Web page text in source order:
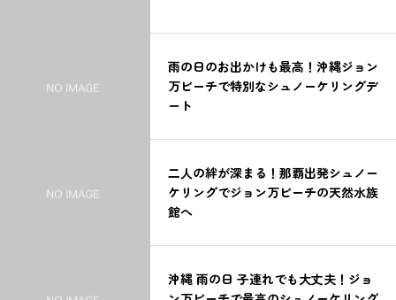
雨の日のお出かけも最高！沖縄ジョン
万ビーチで特別なシュノーケリングデ
ート
二人の絆が深まる！那覇出発シュノー
ケリングでジョン万ビーチの天然水族
館へ
沖縄 雨の日 子連れでも大丈夫！ジョ